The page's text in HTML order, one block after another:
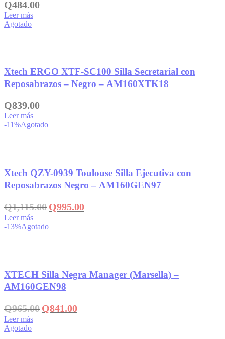
Q484.00
Leer más
Agotado
Xtech ERGO XTF-SC100 Silla Secretarial con
Reposabrazos – Negro – AM160XTK18
Q839.00
Leer más
-11%Agotado
Xtech QZY-0939 Toulouse Silla Ejecutiva con
Reposabrazos Negro – AM160GEN97
Q1,115.00 El
precio
era:
Q995.00El
precio
Leer más
-13%Agotado
XTECH Silla Negra Manager (Marsella) –
AM160GEN98
Q965.00 El
precio
Q841.00El
precio
Leer más
Agotado